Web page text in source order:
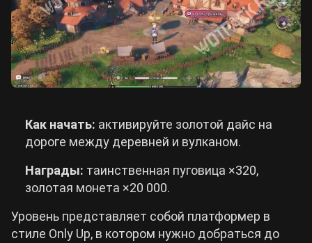
Как начать: активируйте золотой дайс на
дороге между деревней и вулканом.
Награды: таинственная пуговица ×320,
золотая монета ×20 000.
Уровень представляет собой платформер в
стиле Only Up, в котором нужно добраться до